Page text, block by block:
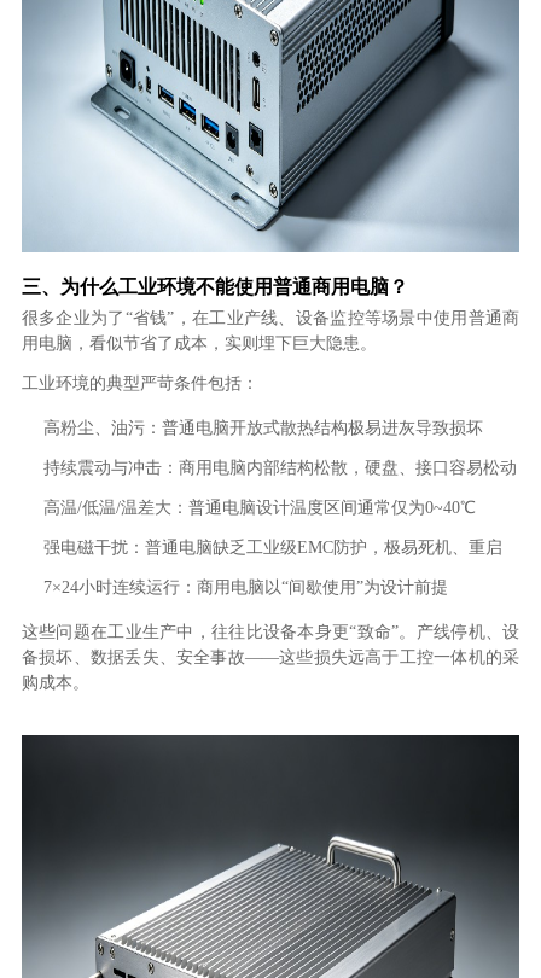
三、为什么工业环境不能使用普通商用电脑？
很多企业为了“省钱”，在工业产线、设备监控等场景中使用普通商
用电脑，看似节省了成本，实则埋下巨大隐患。
工业环境的典型严苛条件包括：
高粉尘、油污：普通电脑开放式散热结构极易进灰导致损坏
持续震动与冲击：商用电脑内部结构松散，硬盘、接口容易松动
高温/低温/温差大：普通电脑设计温度区间通常仅为0~40℃
强电磁干扰：普通电脑缺乏工业级EMC防护，极易死机、重启
7×24小时连续运行：商用电脑以“间歇使用”为设计前提
这些问题在工业生产中，往往比设备本身更“致命”。产线停机、设
备损坏、数据丢失、安全事故——这些损失远高于工控一体机的采
购成本。